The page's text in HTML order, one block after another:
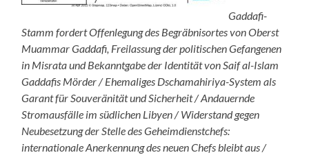
Gaddafi-
Stamm fordert Offenlegung des Begräbnisortes von Oberst
Muammar Gaddafi, Freilassung der politischen Gefangenen
in Misrata und Bekanntgabe der Identität von Saif al-Islam
Gaddafis Mörder / Ehemaliges Dschamahiriya-System als
Garant für Souveränität und Sicherheit / Andauernde
Stromausfälle im südlichen Libyen / Widerstand gegen
Neubesetzung der Stelle des Geheimdienstchefs:
internationale Anerkennung des neuen Chefs bleibt aus /